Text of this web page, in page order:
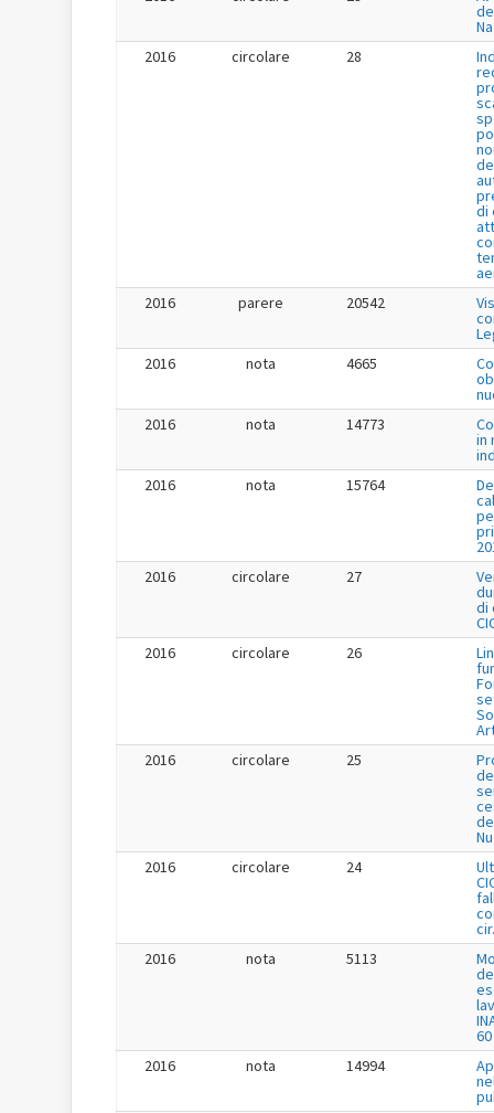
2016
circolare 28
di
2016
parere 20542
2016
nota 4665
2016
nota 14773
in
2016
nota 15764
2016
circolare 27
di
2016
circolare 26
2016
circolare 25
2016
circolare 24
2016
nota 5113
2016
nota 14994